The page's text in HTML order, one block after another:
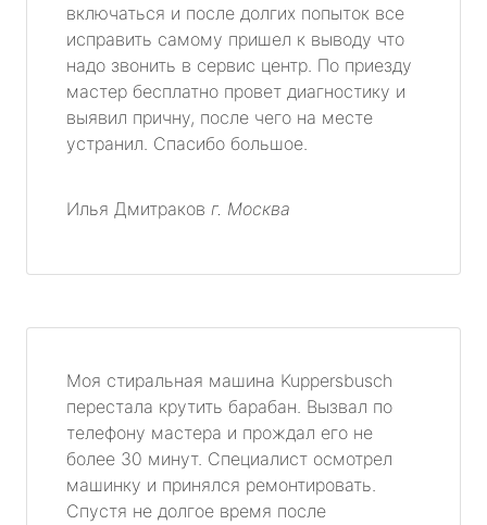
включаться и после долгих попыток все
исправить самому пришел к выводу что
надо звонить в сервис центр. По приезду
мастер бесплатно провет диагностику и
выявил причну, после чего на месте
устранил. Спасибо большое.
Илья Дмитраков г. Москва
Моя стиральная машина Kuppersbusch
перестала крутить барабан. Вызвал по
телефону мастера и прождал его не
более 30 минут. Специалист осмотрел
машинку и принялся ремонтировать.
Спустя не долгое время после